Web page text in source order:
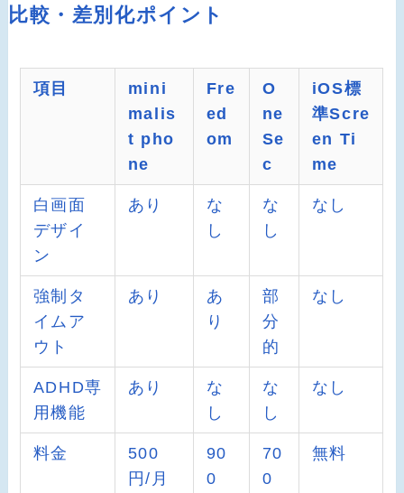
比較・差別化ポイント
項目
mini
malis
t pho
ne
Fre
ed
om
O
ne
Se
c
iOS標
準Scre
en Ti
me
白画面
デザイ
ン
あり
な
し
な
し
なし
強制タ
イムア
ウト
あり
あ
り
部
分
的
なし
ADHD専
用機能
あり
な
し
な
し
なし
料金
500
円/月
90
0
70
0
無料